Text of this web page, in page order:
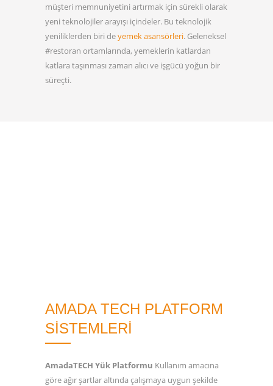
müşteri memnuniyetini artırmak için sürekli olarak
yeni teknolojiler arayışı içindeler. Bu teknolojik
yeniliklerden biri deyemek asansörleri. Geleneksel
#restoran ortamlarında, yemeklerin katlardan
katlara taşınması zaman alıcı ve işgücü yoğun bir
süreçti.
AMADA TECH PLATFORM
SISTEMLERI
AmadaTECH Yük Platformu Kullanım amacına
göre ağır şartlar altında çalışmaya uygun şekilde